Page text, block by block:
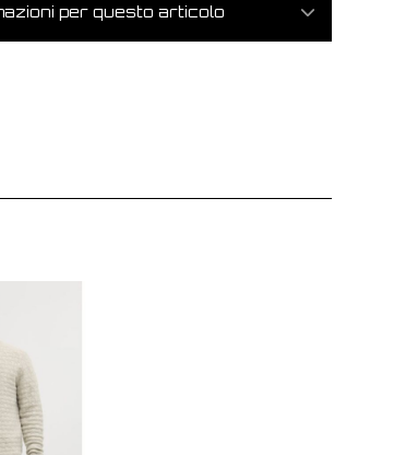
per questo articolo